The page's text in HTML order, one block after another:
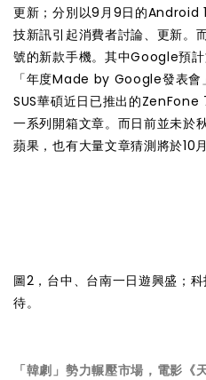
更新；分別以9月9日的Android
技新訊引起消費者討論、更新。
號的新款手機。其中Google預
「年度Made by Google發表
SUS華碩近日已推出的ZenFone
一系列開箱文章。而日前並未於
蘋果，也有大量文章猜測將於10
圖2，台中、台南一日遊興盛；
待。
「韓劇」勢力輾壓市場，電影